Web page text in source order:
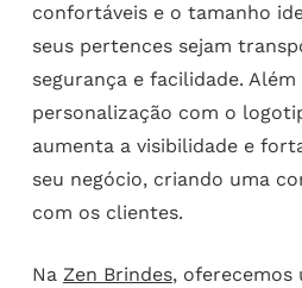
confortáveis e o tamanho
seus pertences sejam
segurança e facilidade. Além
personalização com o
aumenta a visibilidade e
seu negócio, criando uma
com os clientes.
Na Zen Brindes, oferecemos